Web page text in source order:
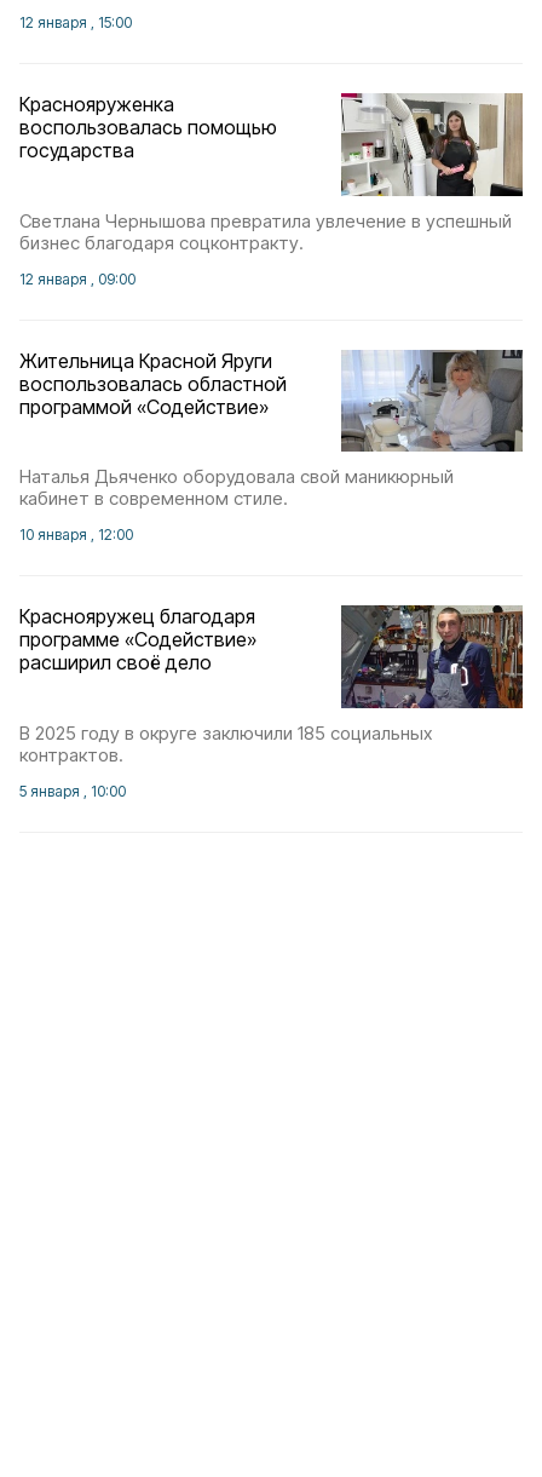
12 января , 15:00
Краснояруженка
воспользовалась помощью
государства
Светлана Чернышова превратила увлечение в успешный
бизнес благодаря соцконтракту.
12 января , 09:00
Жительница Красной Яруги
воспользовалась областной
программой «Содействие»
Наталья Дьяченко оборудовала свой маникюрный
кабинет в современном стиле.
10 января , 12:00
Краснояружец благодаря
программе «Содействие»
расширил своё дело
В 2025 году в округе заключили 185 социальных
контрактов.
5 января , 10:00